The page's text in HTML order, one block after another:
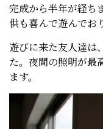
完成から半年が経ち
供も喜んで遊んでお
遊びに来た友人達は
た。夜間の照明が最
ます。